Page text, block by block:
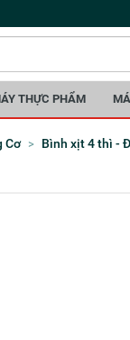
MÁY THỰC PHẨM
Cơ
Bình xịt 4 thì -